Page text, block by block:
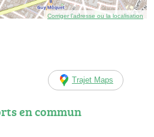
Corriger l’adresse ou la localisation
Trajet Maps
en commun